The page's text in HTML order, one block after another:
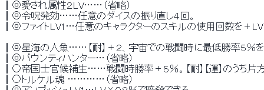
┃◎愛され属性２LV……（省略）
┃◎令呪発効……任意のダイスの振り直し４回。
┃◎ファイトLV1…任意のキャラクターのスキルの使用回数を＋
┃◎星海の人魚……【耐】＋２、宇宙での戦闘時に最低勝率５％
┃◎バウンティハンター…（省略）
┃○帝国士官候補生……戦闘時勝率＋５％。【耐】【運】のうち片方
┃○トルケル魂 …………（省略）